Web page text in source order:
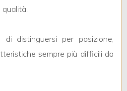
distinguersi per posizione,
sempre più difficili da